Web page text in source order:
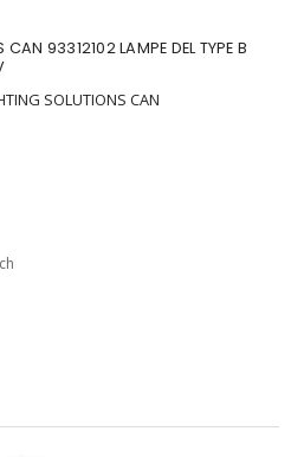
93312102 LAMPE DEL TYPE B
SOLUTIONS CAN